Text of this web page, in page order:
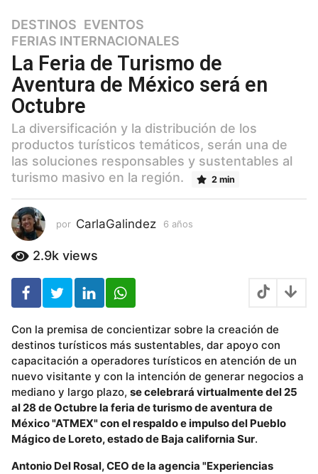
6
a
ñ
o
s
6
ñ
o
s
DESTINOS ,EVENTOS
FERIAS INTERNACIONALES
La Feria de Turismo de
Aventura de México será en
Octubre
La diversificación y la distribución de los
productos turísticos temáticos, serán una de
las soluciones responsables y sustentables al
turismo masivo en la región.
2 min
por CarlaGalindez 6 años
2.9k views
Con la premisa de concientizar sobre la creación de
destinos turísticos más sustentables, dar apoyo con
capacitación a operadores turísticos en atención de un
nuevo visitante y con la intención de generar negocios a
mediano y largo plazo, se celebrará virtualmente del 25
al 28 de Octubre la feria de turismo de aventura de
México "ATMEX" con el respaldo e impulso del Pueblo
Mágico de Loreto, estado de Baja california Sur.
Antonio Del Rosal, CEO de la agencia "Experiencias